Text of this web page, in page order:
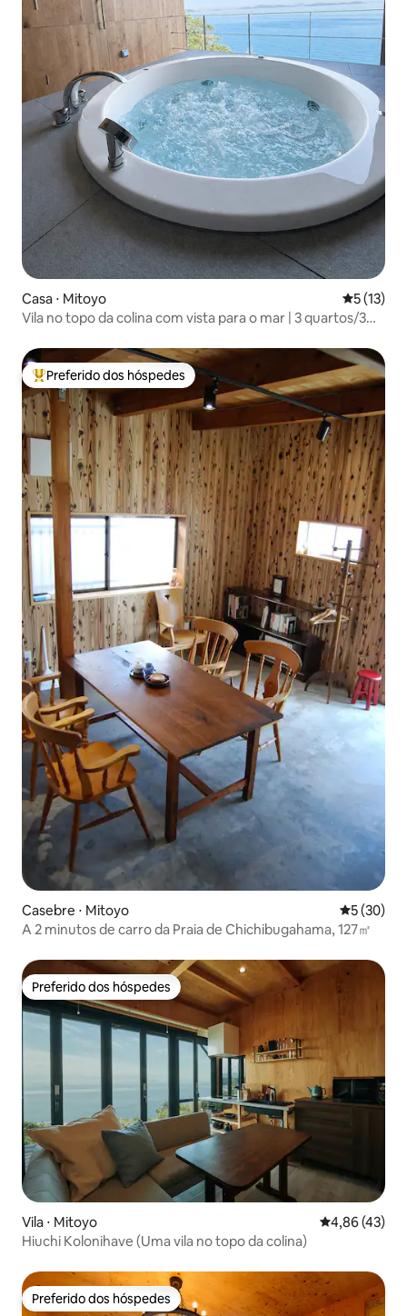
Casa ⋅ Mitoyo 5 de uma
5 (13)
Vila no topo da colina com vista para o mar | 3 quartos/3
Entre os melhores preferidos dos hóspedes
Preferido dos hóspedes
Casebre ⋅ Mitoyo 5 de uma
5 (30)
A 2 minutos de carro da Praia de Chichibugahama, 127㎡
Preferido dos hóspedes
Preferido dos hóspedes
Vila ⋅ Mitoyo 4,86 de uma
4,86 (43)
Hiuchi Kolonihave (Uma vila no topo da colina)
Preferido dos hóspedes
Preferido dos hóspedes